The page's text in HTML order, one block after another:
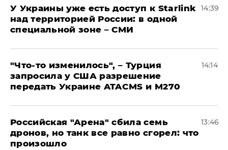
У Украины уже есть доступ к Starlink
над территорией России: в одной
специальной зоне – СМИ
14:39
​"Что-то изменилось", – Турция
запросила у США разрешение
передать Украине ATACMS и M270
14:14
​Российская "Арена" сбила семь
дронов, но танк все равно сгорел: что
произошло
13:46